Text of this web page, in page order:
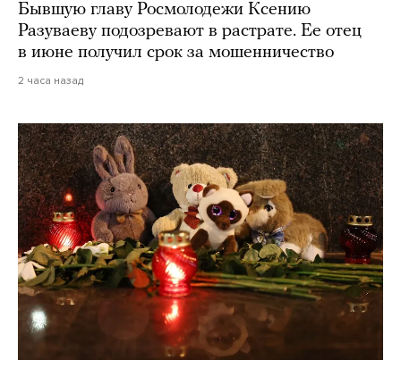
Бывшую главу Росмолодежи Ксению
Разуваеву подозревают в растрате. Ее отец
в июне получил срок за мошенничество
2 часа назад